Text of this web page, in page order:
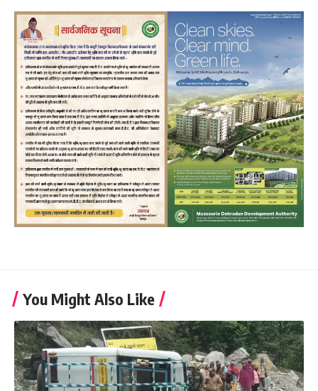
You Might Also Like